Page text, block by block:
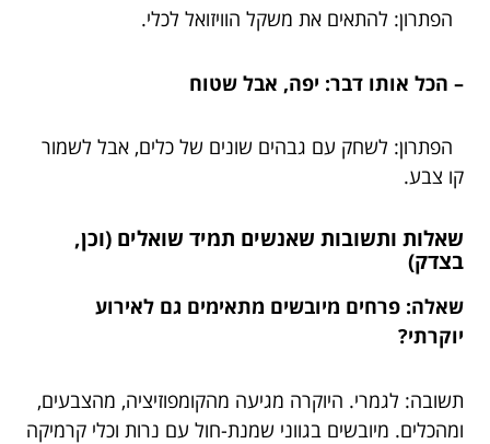
הפתרון: להתאים את משקל הוויזואל לכלי.
– הכל אותו דבר: יפה, אבל שטוח
הפתרון: לשחק עם גבהים שונים של כלים, אבל לשמור
קו צבע.
שאלות ותשובות שאנשים תמיד שואלים (וכן,
בצדק)
שאלה: פרחים מיובשים מתאימים גם לאירוע
יוקרתי?
תשובה: לגמרי. היוקרה מגיעה מהקומפוזיציה, מהצבעים,
ומהכלים. מיובשים בגווני שמנת-חול עם נרות וכלי קרמיקה